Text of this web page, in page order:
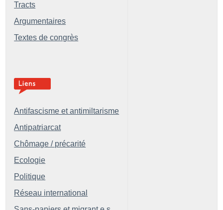
Tracts
Argumentaires
Textes de congrès
Antifascisme et antimiltarisme
Antipatriarcat
Chômage / précarité
Ecologie
Politique
Réseau international